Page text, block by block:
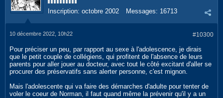
Inscription: octobre 2002 Messages: 16713
#10300
10 décembre 2022, 10h22
Pour préciser un peu, par rapport au sexe à l'adolescence, je dirais
que le petit couple de collégiens, qui profitent de l'absence de leurs
parents pour aller jouer au docteur, avec tout le côté excitant d'aller se
procurer des préservatifs sans alerter personne, c'est mignon.
Mais l'adolescente qui va faire des démarches d'adulte pour tenter de
voler le coeur de Norman, il faut quand même la prévenir qu'il y a un